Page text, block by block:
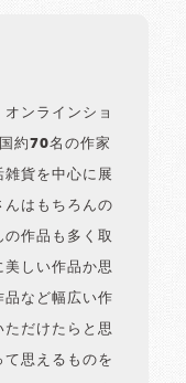
ンラインショ
約70名の作家
貨を中心に展
んはもちろんの
作品も多く取
しい作品か思
品など幅広い作
だけたらと思
思えるものを